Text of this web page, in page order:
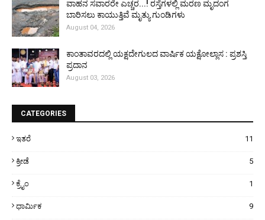
ವಾಹನ ಸವಾರರೇ ಎಚ್ಚರ...! ರಸ್ತೆಗಳಲ್ಲಿ ಮರಣ ಮೃದಂಗ
ಬಾರಿಸಲು ಕಾಯುತ್ತಿವೆ ಮೃತ್ಯು ಗುಂಡಿಗಳು
August 04, 2026
ಕಾಂತಾವರದಲ್ಲಿ ಯಕ್ಷದೇಗುಲದ ವಾರ್ಷಿಕ ಯಕ್ಷೋಲ್ಲಾಸ : ಪ್ರಶಸ್ತಿ
ಪ್ರದಾನ
August 03, 2026
CATEGORIES
ಇತರೆ 11
ಕ್ರೀಡೆ 5
ಕ್ರೈಂ 1
ಧಾರ್ಮಿಕ 9